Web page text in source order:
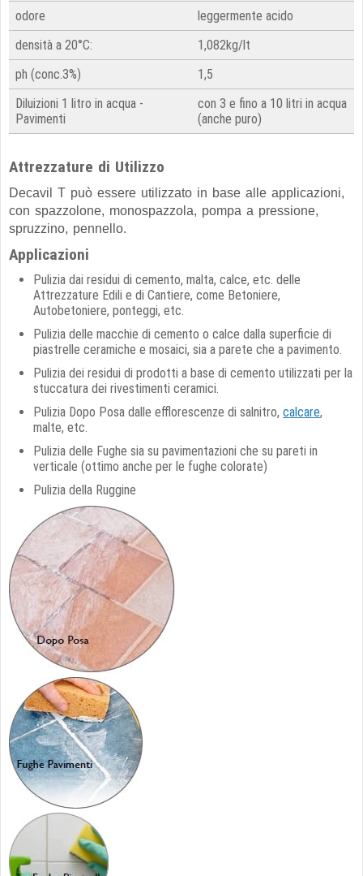
odore
leggermente acido
densità a 20°C:
1,082kg/lt
ph (conc.3%)
1,5
Diluizioni 1 litro in acqua -
Pavimenti
con 3 e fino a 10 litri in acqua
(anche puro)
Attrezzature di Utilizzo
Decavil T può essere utilizzato in base alle applicazioni,
con spazzolone, monospazzola, pompa a pressione,
spruzzino, pennello.
Applicazioni
Pulizia dai residui di cemento, malta, calce, etc. delle
Attrezzature Edili e di Cantiere, come Betoniere,
Autobetoniere, ponteggi, etc.
Pulizia delle macchie di cemento o calce dalla superficie di
piastrelle ceramiche e mosaici, sia a parete che a pavimento.
Pulizia dei residui di prodotti a base di cemento utilizzati per la
stuccatura dei rivestimenti ceramici.
Pulizia Dopo Posa dalle efflorescenze di salnitro, calcare,
malte, etc.
Pulizia delle Fughe sia su pavimentazioni che su pareti in
verticale (ottimo anche per le fughe colorate)
Pulizia della Ruggine